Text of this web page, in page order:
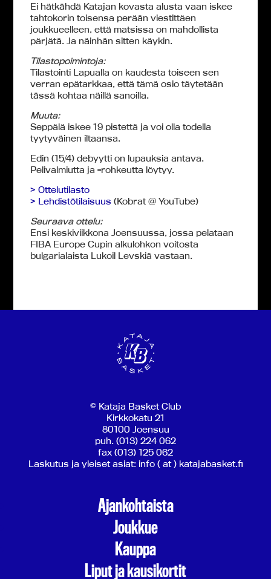
Ei hätkähdä Katajan kovasta alusta vaan iskee
tahtokorin toisensa perään viestittäen
joukkueelleen, että matsissa on mahdollista
pärjätä. Ja näinhän sitten käykin.
Tilastopoimintoja:
Tilastointi Lapualla on kaudesta toiseen sen
verran epätarkkaa, että tämä osio täytetään
tässä kohtaa näillä sanoilla.
Muuta:
Seppälä iskee 19 pistettä ja voi olla todella
tyytyväinen iltaansa.
Edin (15/4) debyytti on lupauksia antava.
Pelivalmiutta ja -rohkeutta löytyy.
> Ottelutilasto
> Lehdistötilaisuus (Kobrat @ YouTube)
Seuraava ottelu:
Ensi keskiviikkona Joensuussa, jossa pelataan
FIBA Europe Cupin alkulohkon voitosta
bulgarialaista Lukoil Levskiä vastaan.
© Kataja Basket Club
Kirkkokatu 21
80100 Joensuu
puh. (013) 224 062
fax (013) 125 062
Laskutus ja yleiset asiat: info ( at ) katajabasket.fi
Ajankohtaista
Joukkue
Kauppa
Liput ja kausikortit